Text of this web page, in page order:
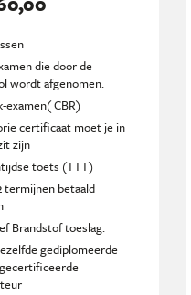
die door de
wordt afgenomen.
examen( CBR)
certificaat moet je in
zijn
toets (TTT)
termijnen betaald
Brandstof toeslag.
gediplomeerde